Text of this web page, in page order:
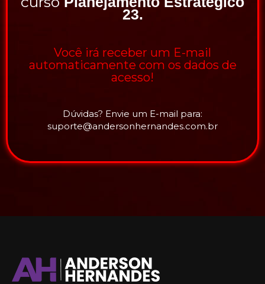
23.
Você irá receber um E-mail
automaticamente com os dados de
acesso!
Dúvidas? Envie um E-mail para:
suporte@andersonhernandes.com.br